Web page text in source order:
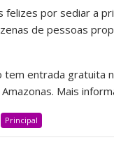
felizes por sediar a
de pessoas
tem entrada gratuita
Mais
Principal